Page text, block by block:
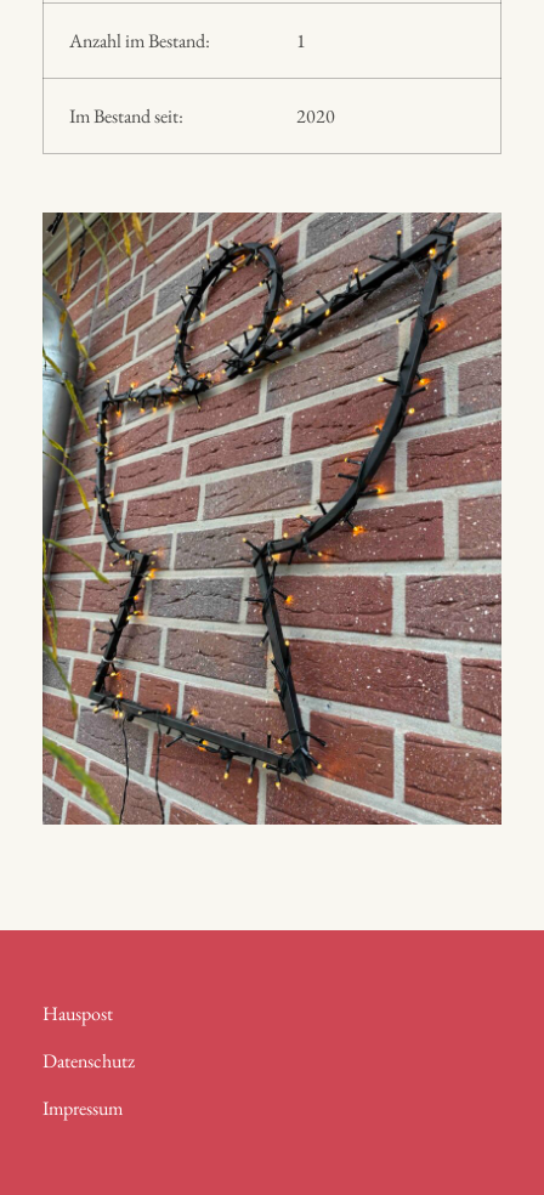
Anzahl im Bestand: 1
Im Bestand seit: 2020
Hauspost
Datenschutz
Impressum